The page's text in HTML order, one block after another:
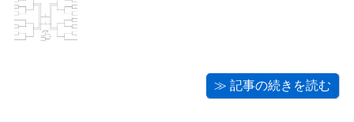
≫ 記事の続きを読む